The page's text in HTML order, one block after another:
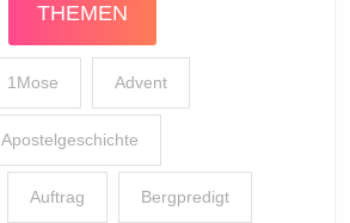
THEMEN
1Mose Advent
Apostelgeschichte
Auftrag Bergpredigt